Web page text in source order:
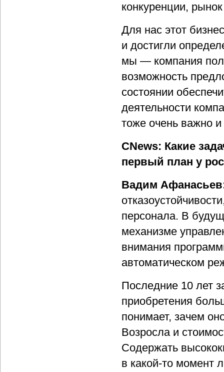
конкуренции,
Для нас этот
и достигли
мы — компания
возможность
состоянии
деятельности
тоже очень важно
CNews: Какие
первый план у
Вадим
персонала. В
механизме
внимания
автоматическом
Последние 10 лет
приобретения
понимает, зачем
Возросла и
Содержать
в какой-то момент